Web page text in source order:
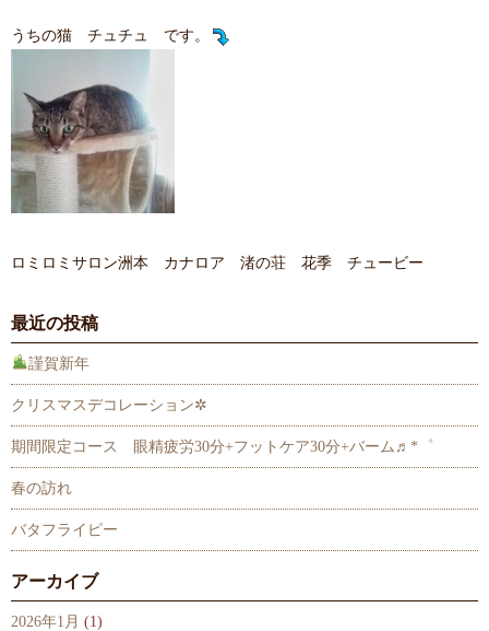
うちの猫 チュチュ です。
ロミロミサロン洲本 カナロア 渚の荘 花季 チュービー
最近の投稿
謹賀新年
クリスマスデコレーション✲
期間限定コース 眼精疲労30分+フットケア30分+バーム♬*゜
春の訪れ
バタフライピー
アーカイブ
2026年1月 (1)